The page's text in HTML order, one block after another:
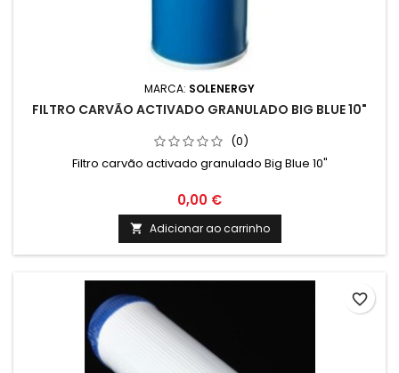
MARCA: SOLENERGY
FILTRO CARVÃO ACTIVADO GRANULADO BIG BLUE 10"
(0)
Filtro carvão activado granulado Big Blue 10"
0,00 €
 Adicionar ao carrinho
favorite_border